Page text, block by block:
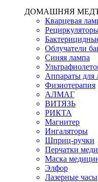
ДОМАШНЯЯ
Кварцевая
Облучатели
Синяя лампа
Аппараты для
Физиотерапия
АЛМАГ
ВИТЯЗЬ
РИКТА
Магнитер
Ингаляторы
Шприц-ручки
Перчатки
Маска
Элфор
Лазерные часы